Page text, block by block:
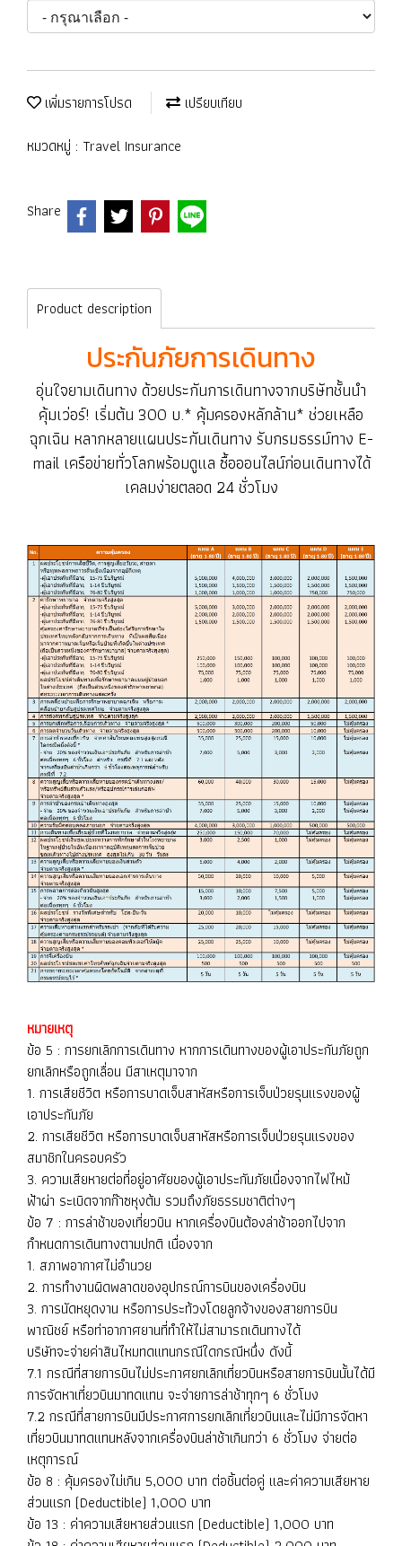
เพิ่มรายการโปรด
เปรียบเทียบ
หมวดหมู่ : Travel Insurance
Share
Product description
ประกันภัยการเดินทาง
อุ่นใจยามเดินทาง ด้วยประกันการเดินทางจากบริษัทชั้นนำ
คุ้มเว่อร์! เริ่มต้น 300 บ.* คุ้มครองหลักล้าน* ช่วยเหลือ
ฉุกเฉิน หลากหลายแผนประกันเดินทาง รับกรมธรรม์ทาง E-
mail เครือข่ายทั่วโลกพร้อมดูแล ซื้อออนไลน์ก่อนเดินทางได้
เคลมง่ายตลอด 24 ชั่วโมง
หมายเหตุ
ข้อ 5 : การยกเลิกการเดินทาง หากการเดินทางของผู้เอาประกันภัยถูก
ยกเลิกหรือถูกเลื่อน มีสาเหตุมาจาก
1. การเสียชีวิต หรือการบาดเจ็บสาหัสหรือการเจ็บป่วยรุนแรงของผู้
เอาประกันภัย
2. การเสียชีวิต หรือการบาดเจ็บสาหัสหรือการเจ็บป่วยรุนแรงของ
สมาชิกในครอบครัว
3. ความเสียหายต่อที่อยู่อาศัยของผู้เอาประกันภัยเนื่องจากไฟไหม้
ฟ้าผ่า ระเบิดจากก๊าซหุงต้ม รวมถึงภัยธรรมชาติต่างๆ
ข้อ 7 : การล่าช้าของเที่ยวบิน หากเครื่องบินต้องล่าช้าออกไปจาก
กำหนดการเดินทางตามปกติ เนื่องจาก
1. สภาพอากาศไม่อำนวย
2. การทำงานผิดพลาดของอุปกรณ์การบินของเครื่องบิน
3. การนัดหยุดงาน หรือการประท้วงโดยลูกจ้างของสายการบิน
พาณิชย์ หรือท่าอากาศยานที่ทำให้ไม่สามารถเดินทางได้
บริษัทจะจ่ายค่าสินไหมทดแทนกรณีใดกรณีหนึ่ง ดังนี้
7.1 กรณีที่สายการบินไม่ประกาศยกเลิกเที่ยวบินหรือสายการบินนั้นได้มี
การจัดหาเที่ยวบินมาทดแทน จะจ่ายการล่าช้าทุกๆ 6 ชั่วโมง
7.2 กรณีที่สายการบินมีประกาศการยกเลิกเที่ยวบินและไม่มีการจัดหา
เที่ยวบินมาทดแทนหลังจากเครื่องบินล่าช้าเกินกว่า 6 ชั่วโมง จ่ายต่อ
เหตุการณ์
ข้อ 8 : คุ้มครองไม่เกิน 5,000 บาท ต่อชิ้นต่อคู่ และค่าความเสียหาย
ส่วนแรก (Deductible) 1,000 บาท
ข้อ 13 : ค่าความเสียหายส่วนแรก (Deductible) 1,000 บาท